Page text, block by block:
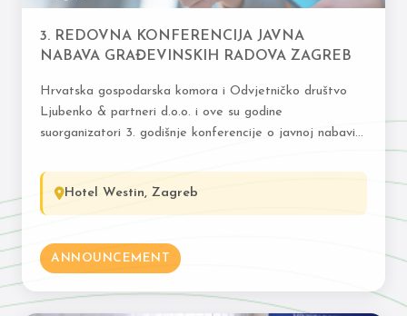
3. REDOVNA KONFERENCIJA JAVNA
NABAVA GRAĐEVINSKIH RADOVA ZAGREB
Hrvatska gospodarska komora i Odvjetničko društvo
Ljubenko & partneri d.o.o. i ove su godine
suorganizatori 3. godišnje konferencije o javnoj nabavi
2025.…
Hotel Westin, Zagreb
ANNOUNCEMENT